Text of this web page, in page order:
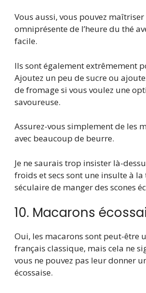
Vous aussi, vous pouvez
omniprésente de l’heure du thé
facile.
Ils sont également extrêmement
Ajoutez un peu de sucre ou
de fromage si vous voulez une
savoureuse.
Assurez-vous simplement de les
avec beaucoup de beurre.
Je ne saurais trop insister là-
froids et secs sont une insulte à
séculaire de manger des scones
10. Macarons
Oui, les macarons sont peut-être
français classique, mais cela ne
vous ne pouvez pas leur donner
écossaise.